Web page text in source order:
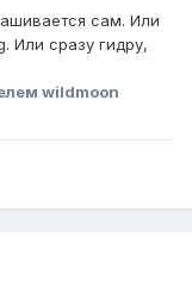
сам. Или
Или сразу гидру,
wildmoon